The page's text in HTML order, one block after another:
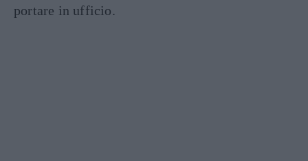
portare in ufficio.